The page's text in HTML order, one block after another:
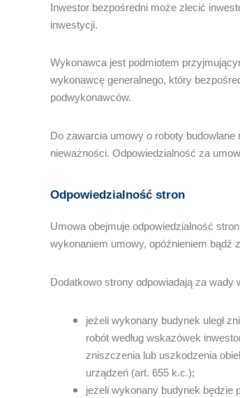
Inwestor bezpośredni może zlecić
inwestycji.
Wykonawca jest podmiotem
wykonawcę generalnego, który
podwykonawców.
Do zawarcia umowy o roboty
nieważności. Odpowiedzialność za
Odpowiedzialność stron
Umowa obejmuje odpowiedzialność
wykonaniem umowy, opóźnieniem bądź
Dodatkowo strony odpowiadają za wady
jeżeli wykonany budynek uległ
robót według wskazówek
zniszczenia lub uszkodzenia
urządzeń (art. 655 k.c.);
jeżeli wykonany budynek będzie